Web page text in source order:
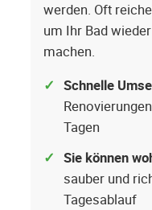
werden. Oft
um Ihr Bad
machen.
Schnelle
Tagen
Sie können
sauber und
Tagesablauf